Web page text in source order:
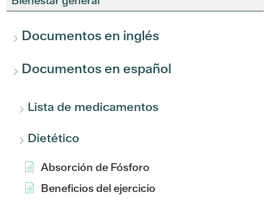
Documentos en inglés
Documentos en español
Lista de medicamentos
Dietético
Absorción de Fósforo
Beneficios del ejercicio